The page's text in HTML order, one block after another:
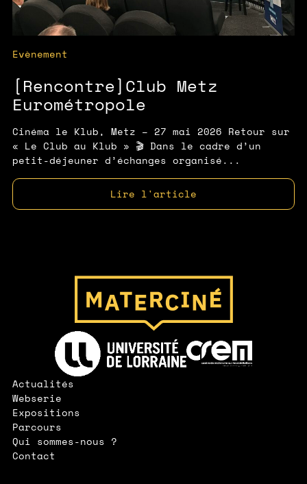
Evènement
[Rencontre]Club Metz
Eurométropole
Cinéma le Klub, Metz – 27 mai 2026 Retour sur
« Le Club au Klub » 🎬 Dans le cadre d’un
petit-déjeuner d’échanges organisé...
Lire l'article
Page d'accueil
Lien vers le site de l'Université de Lorraine
Lien vers le site de l'IUT CREM
Actualités
Webserie
Expositions
Parcours
Qui sommes-nous ?
Contact